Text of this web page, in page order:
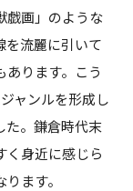
戯画」のような
を流麗に引いて
ります。こう
ャンルを形成し
た。鎌倉時代末
く身近に感じら
ます。